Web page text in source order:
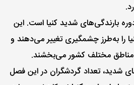
بارندگی‌های شدید کنیا است. این
را به‌طرز چشمگیری تغییر می‌دهند و
مختلف کشور می‌بخشند.
شدید، تعداد گردشگران در این فصل